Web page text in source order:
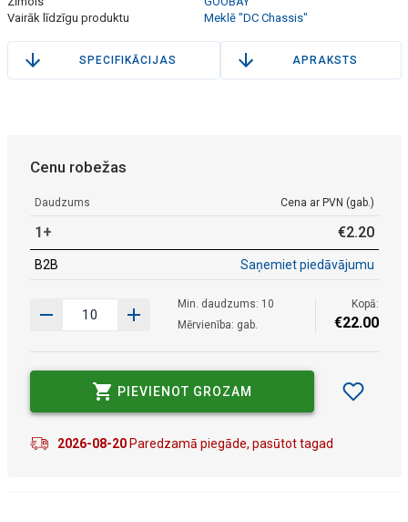
Vairāk līdzīgu produktu
Meklē "DC Chassis"
SPECIFIKĀCIJAS APRAKSTS
Cenu robežas
Daudzums Cena ar PVN (gab.)
1+ €2.20
B2B Saņemiet piedāvājumu
Min. daudzums: 10
Mērvienība: gab.
Kopā:
€22.00
PIEVIENOT GROZAM
2026-08-20Paredzamā piegāde, pasūtot tagad